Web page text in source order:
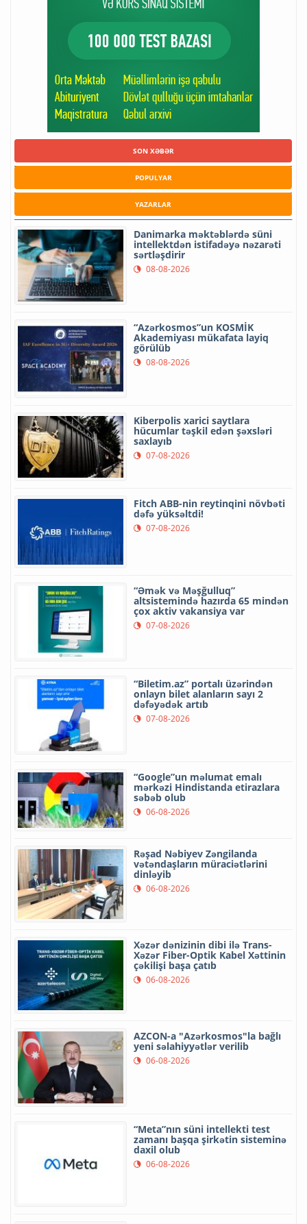
SON XƏBƏR
POPULYAR
YAZARLAR
Danimarka məktəblərdə süni
intellektdən istifadəyə nəzarəti
sərtləşdirir
08-08-2026
“Azərkosmos”un KOSMİK
Akademiyası mükafata layiq
görülüb
08-08-2026
Kiberpolis xarici saytlara
hücumlar təşkil edən şəxsləri
saxlayıb
07-08-2026
Fitch ABB-nin reytinqini növbəti
dəfə yüksəltdi!
07-08-2026
“Əmək və Məşğulluq”
altsistemində hazırda 65 mindən
çox aktiv vakansiya var
07-08-2026
“Biletim.az” portalı üzərindən
onlayn bilet alanların sayı 2
dəfəyədək artıb
07-08-2026
“Google”un məlumat emalı
mərkəzi Hindistanda etirazlara
səbəb olub
06-08-2026
Rəşad Nəbiyev Zəngilanda
vətəndaşların müraciətlərini
dinləyib
06-08-2026
Xəzər dənizinin dibi ilə Trans-
Xəzər Fiber-Optik Kabel Xəttinin
çəkilişi başa çatıb
06-08-2026
AZCON-a "Azərkosmos"la bağlı
yeni səlahiyyətlər verilib
06-08-2026
“Meta”nın süni intellekti test
zamanı başqa şirkətin sisteminə
daxil olub
06-08-2026